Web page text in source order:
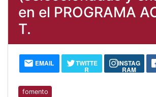
en el PROGRAMA
T.
EMAIL TWITTE
R
INSTAG
RAM
fomento